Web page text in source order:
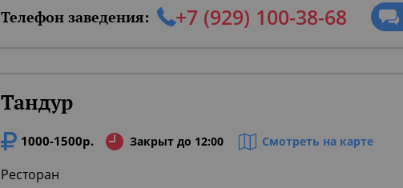
Телефон заведения: +7 (929) 100-38-68
Тандур
1000-1500р. Закрыт до 12:00 Смотреть на карте
Ресторан